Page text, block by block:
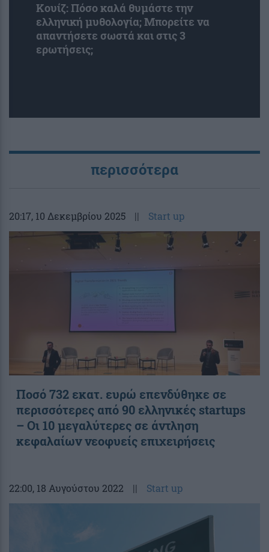
Κουίζ: Πόσο καλά θυμάστε την
ελληνική μυθολογία; Μπορείτε να
απαντήσετε σωστά και στις 3
ερωτήσεις;
περισσότερα
20:17, 10 Δεκεμβρίου 2025 || Start up
Ποσό 732 εκατ. ευρώ επενδύθηκε σε
περισσότερες από 90 ελληνικές startups
– Οι 10 μεγαλύτερες σε άντληση
κεφαλαίων νεοφυείς επιχειρήσεις
22:00, 18 Αυγούστου 2022 || Start up